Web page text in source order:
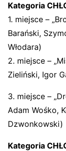
Kategoria
1. miejsce –
Barański,
Włodara)
2. miejsce –
Zieliński, Igor
3. miejsce –
Adam Wośko,
Dzwonkowski)
Kategoria